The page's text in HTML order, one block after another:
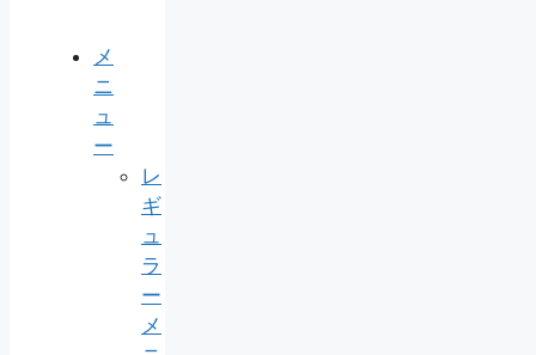
メ
ニ
ュ
ー
レ
ギ
ュ
ラ
ー
メ